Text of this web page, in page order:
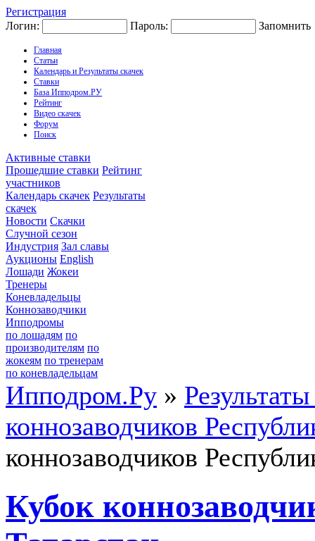
Регистрация
Логин:
Пароль: Запомнить
Главная
Статьи
Календарь и Результаты скачек
Ставки
База Ипподром.РУ
Рейтинг
Видео скачек
Форум
Поиск
Активные ставки
Прошедшие ставки Рейтинг
участников
Календарь скачек Результаты
скачек
Новости Скачки
Случной сезон
Индустрия Зал славы
Аукционы English
Лошади Жокеи
Тренеры
Коневладельцы
Коннозаводчики
Ипподромы
по лошадям по
производителям по
жокеям по тренерам
по коневладельцам
Ипподром.Ру »
коннозаводчиков
коннозаводчиков
Кубок